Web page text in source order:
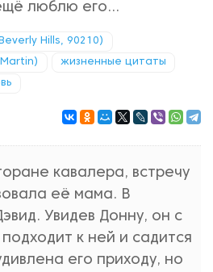
люблю его…
Hills, 90210)
жизненные цитаты
кавалера, встречу
её мама. В
Увидев Донну, он с
к ней и садится
его приходу, но